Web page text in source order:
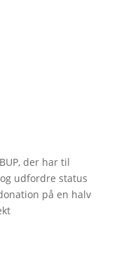
der har til
udfordre status
på en halv